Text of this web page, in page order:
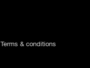
Terms & conditions